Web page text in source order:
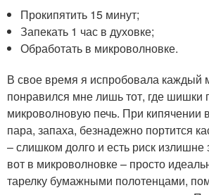
Прокипятить 15 минут;
Запекать 1 час в духовке;
Обработать в микроволновке.
В свое время я испробовала каждый
понравился мне лишь тот, где
микроволновую печь. При кипячении
пара, запаха, безнадежно портится
– слишком долго и есть риск
вот в микроволновке – просто
тарелку бумажными полотенцами,